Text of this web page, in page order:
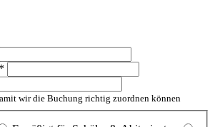
*
wir die Buchung richtig zuordnen können